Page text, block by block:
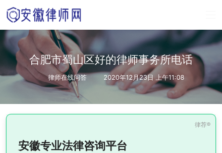
合肥市蜀山区好的律师事务所电话
律师在线问答 2020年12月23日 上午11:08
安徽专业法律咨询平台